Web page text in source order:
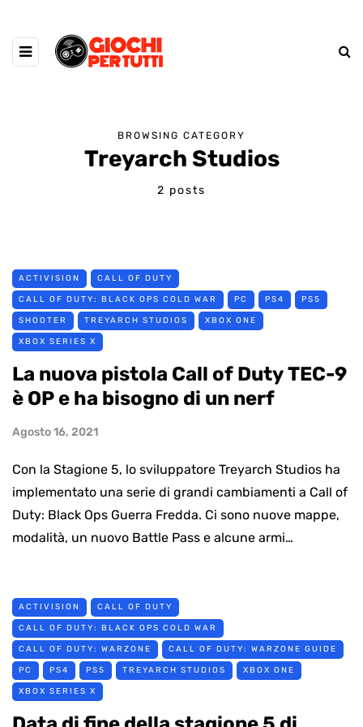
BROWSING CATEGORY
Treyarch Studios
2 posts
ACTIVISION CALL OF DUTY
CALL OF DUTY: BLACK OPS COLD WAR PC PS4 PS5
SHOOTER TREYARCH STUDIOS XBOX ONE
XBOX SERIES X
La nuova pistola Call of Duty TEC-9
è OP e ha bisogno di un nerf
Agosto 16, 2021
Con la Stagione 5, lo sviluppatore Treyarch Studios ha
implementato una serie di grandi cambiamenti a Call of
Duty: Black Ops Guerra Fredda. Ci sono nuove mappe,
modalità, un nuovo Battle Pass e alcune armi…
ACTIVISION CALL OF DUTY
CALL OF DUTY: BLACK OPS COLD WAR
CALL OF DUTY: WARZONE CALL OF DUTY: WARZONE GUIDE
PC PS4 PS5 TREYARCH STUDIOS XBOX ONE
XBOX SERIES X